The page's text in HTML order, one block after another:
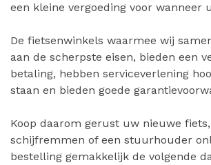
een kleine vergoeding voor wanneer
De fietsenwinkels waarmee wij
aan de scherpste eisen, bieden een
betaling, hebben serviceverlening
staan en bieden goede
Koop daarom gerust uw nieuwe
schijfremmen of een stuurhouder
bestelling gemakkelijk de volgende